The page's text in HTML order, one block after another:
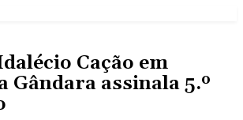
Cação em
Gândara assinala 5.º